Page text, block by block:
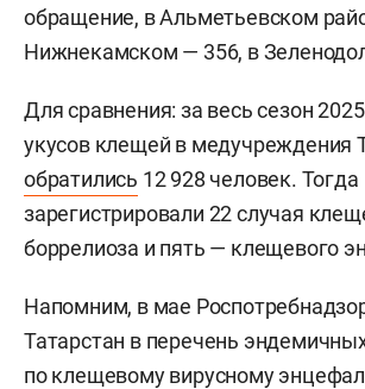
обращение, в Альметьевском
Нижнекамском — 356, в
Для сравнения: за весь сезон
укусов клещей в медучреждения
обратились 12 928 человек. Тогда
зарегистрировали 22 случая
боррелиоза и пять — клещевого
Напомним, в мае
Татарстан в перечень
по клещевому вирусному